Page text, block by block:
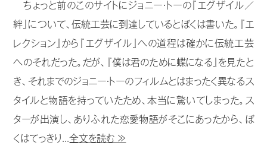
ちょっと前のこのサイトにジョニー・トーの『エグザイル／
絆』について、伝統工芸に到達しているとぼくは書いた。『エ
レクション』から『エグザイル』への道程は確かに伝統工芸
へのそれだった。だが、『僕は君のために蝶になる』を見たと
き、それまでのジョニー・トーのフィルムとはまったく異なるス
タイルと物語を持っていたため、本当に驚いてしまった。ス
ターが出演し、ありふれた恋愛物語がそこにあったから、ぼ
くはてっきり...全文を読む ≫